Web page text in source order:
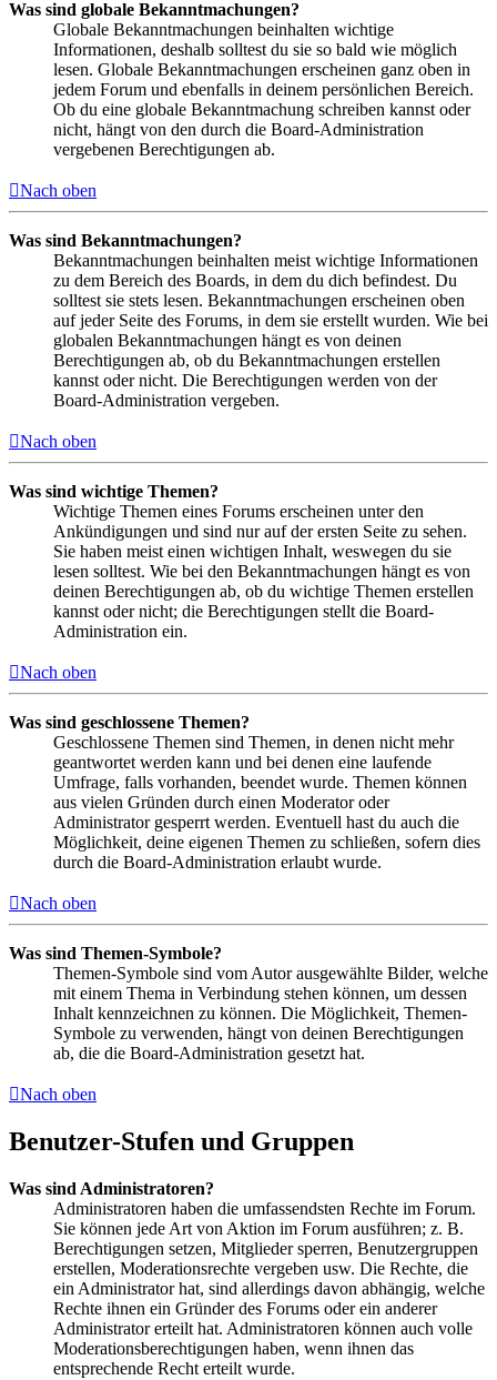
Was sind globale Bekanntmachungen?
Globale Bekanntmachungen beinhalten wichtige
Informationen, deshalb solltest du sie so bald wie möglich
lesen. Globale Bekanntmachungen erscheinen ganz oben in
jedem Forum und ebenfalls in deinem persönlichen Bereich.
Ob du eine globale Bekanntmachung schreiben kannst oder
nicht, hängt von den durch die Board-Administration
vergebenen Berechtigungen ab.
Nach oben
Was sind Bekanntmachungen?
Bekanntmachungen beinhalten meist wichtige Informationen
zu dem Bereich des Boards, in dem du dich befindest. Du
solltest sie stets lesen. Bekanntmachungen erscheinen oben
auf jeder Seite des Forums, in dem sie erstellt wurden. Wie bei
globalen Bekanntmachungen hängt es von deinen
Berechtigungen ab, ob du Bekanntmachungen erstellen
kannst oder nicht. Die Berechtigungen werden von der
Board-Administration vergeben.
Nach oben
Was sind wichtige Themen?
Wichtige Themen eines Forums erscheinen unter den
Ankündigungen und sind nur auf der ersten Seite zu sehen.
Sie haben meist einen wichtigen Inhalt, weswegen du sie
lesen solltest. Wie bei den Bekanntmachungen hängt es von
deinen Berechtigungen ab, ob du wichtige Themen erstellen
kannst oder nicht; die Berechtigungen stellt die Board-
Administration ein.
Nach oben
Was sind geschlossene Themen?
Geschlossene Themen sind Themen, in denen nicht mehr
geantwortet werden kann und bei denen eine laufende
Umfrage, falls vorhanden, beendet wurde. Themen können
aus vielen Gründen durch einen Moderator oder
Administrator gesperrt werden. Eventuell hast du auch die
Möglichkeit, deine eigenen Themen zu schließen, sofern dies
durch die Board-Administration erlaubt wurde.
Nach oben
Was sind Themen-Symbole?
Themen-Symbole sind vom Autor ausgewählte Bilder, welche
mit einem Thema in Verbindung stehen können, um dessen
Inhalt kennzeichnen zu können. Die Möglichkeit, Themen-
Symbole zu verwenden, hängt von deinen Berechtigungen
ab, die die Board-Administration gesetzt hat.
Nach oben
Benutzer-Stufen und Gruppen
Was sind Administratoren?
Administratoren haben die umfassendsten Rechte im Forum.
Sie können jede Art von Aktion im Forum ausführen; z. B.
Berechtigungen setzen, Mitglieder sperren, Benutzergruppen
erstellen, Moderationsrechte vergeben usw. Die Rechte, die
ein Administrator hat, sind allerdings davon abhängig, welche
Rechte ihnen ein Gründer des Forums oder ein anderer
Administrator erteilt hat. Administratoren können auch volle
Moderationsberechtigungen haben, wenn ihnen das
entsprechende Recht erteilt wurde.